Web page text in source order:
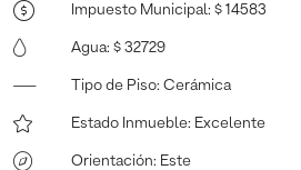
Impuesto Municipal : $ 14583
Agua: $ 32729
Tipo de Piso: Cerámica
Estado Inmueble: Excelente
Orientación: Este